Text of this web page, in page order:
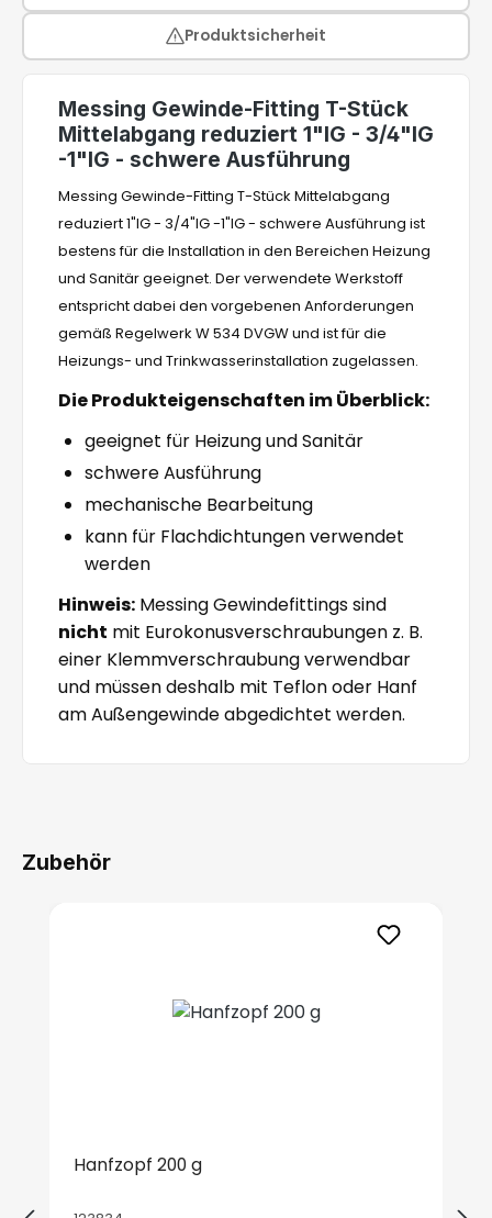
Produktsicherheit
Messing Gewinde-Fitting T-Stück
Mittelabgang reduziert 1"IG - 3/4"IG
-1"IG - schwere Ausführung
Messing Gewinde-Fitting T-Stück Mittelabgang
reduziert 1"IG - 3/4"IG -1"IG - schwere Ausführung ist
bestens für die Installation in den Bereichen Heizung
und Sanitär geeignet. Der verwendete Werkstoff
entspricht dabei den vorgebenen Anforderungen
gemäß Regelwerk W 534 DVGW und ist für die
Heizungs- und Trinkwasserinstallation zugelassen.
Die Produkteigenschaften im Überblick:
geeignet für Heizung und Sanitär
schwere Ausführung
mechanische Bearbeitung
kann für Flachdichtungen verwendet
werden
Hinweis: Messing Gewindefittings sind
nicht mit Eurokonusverschraubungen z. B.
einer Klemmverschraubung verwendbar
und müssen deshalb mit Teflon oder Hanf
am Außengewinde abgedichtet werden.
Zubehör
Hanfzopf 200 g